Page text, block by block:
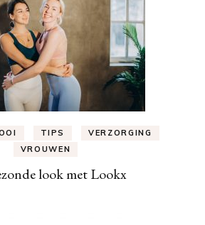
TIPS
VERZORGING
VROUWEN
look met Lookx